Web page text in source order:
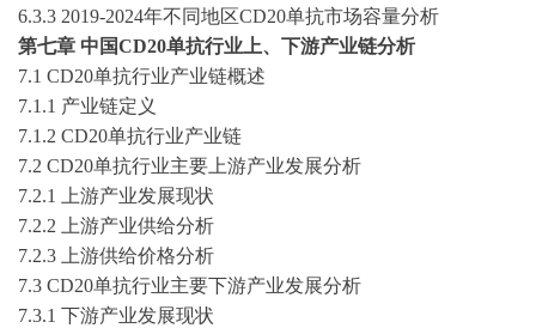
6.3.3 2019-2024年不同地区CD20单抗市场容量分析
第七章 中国CD20单抗行业上、下游产业链分析
7.1 CD20单抗行业产业链概述
7.1.1 产业链定义
7.1.2 CD20单抗行业产业链
7.2 CD20单抗行业主要上游产业发展分析
7.2.1 上游产业发展现状
7.2.2 上游产业供给分析
7.2.3 上游供给价格分析
7.3 CD20单抗行业主要下游产业发展分析
7.3.1 下游产业发展现状